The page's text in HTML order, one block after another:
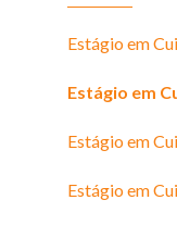
Estágio em
Estágio em
Estágio em
Estágio em